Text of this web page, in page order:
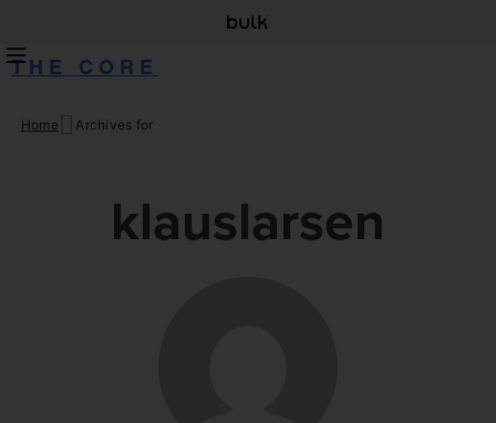
THE CORE
SkipHome Archives for
klauslarsen